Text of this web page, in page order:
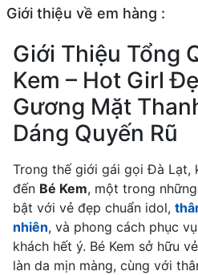
Giới thiệu về em hàng :
Giới Thiệu Tổng
Kem – Hot Girl
Gương Mặt
Dáng Quyến Rũ
Trong thế giới gái gọi Đà Lạt,
đến Bé Kem, một trong
bật với vẻ đẹp chuẩn idol,
nhiên, và phong cách phục
khách hết ý. Bé Kem sở hữu
làn da mịn màng, cùng với